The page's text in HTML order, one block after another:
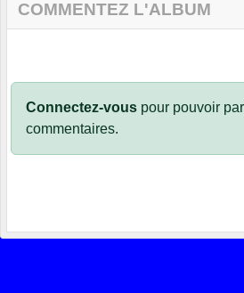
COMMENTEZ L'ALBUM
Connectez-vous pour pouvoir
commentaires.